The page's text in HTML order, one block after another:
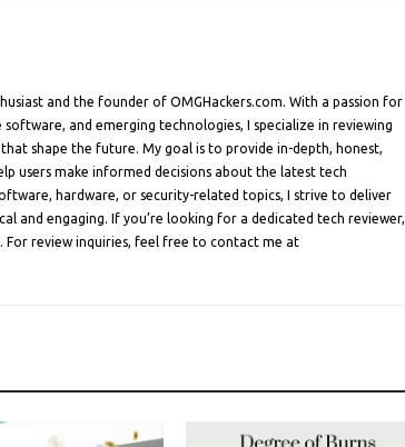
and the founder of OMGHackers.com. With a passion for
and emerging technologies, I specialize in reviewing
shape the future. My goal is to provide in-depth, honest,
users make informed decisions about the latest tech
hardware, or security-related topics, I strive to deliver
and engaging. If you’re looking for a dedicated tech reviewer,
For review inquiries, feel free to contact me at